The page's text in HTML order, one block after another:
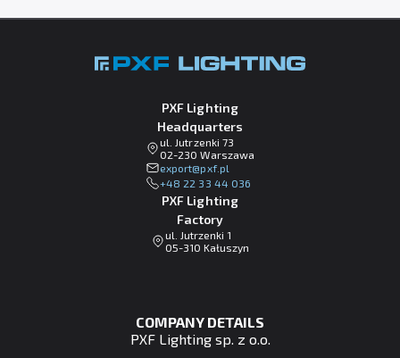
PXF Lighting
Headquarters
ul. Jutrzenki 73
02-230 Warszawa
lp.fxp@tropxe
+48 22 33 44 036
PXF Lighting
Factory
ul. Jutrzenki 1
05-310 Kałuszyn
COMPANY DETAILS
PXF Lighting sp. z o.o.